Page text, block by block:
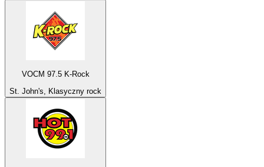
VOCM 97.5 K-Rock
St. John's, Klasyczny rock